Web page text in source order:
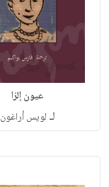
عيون إلزا
لـ لويس أراغون